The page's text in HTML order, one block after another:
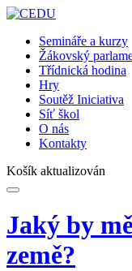
Semináře a kurzy
Žákovský
Třídnická hodina
Hry
Soutěž Iniciativa
Síť škol
O nás
Kontakty
Košík aktualizován
Jaký by
země?